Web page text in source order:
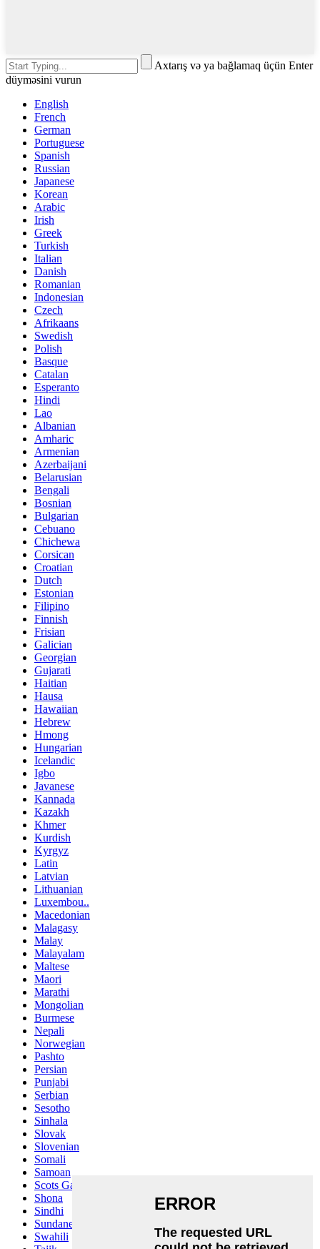
Axtarış və ya bağlamaq üçün Enter
düyməsini vurun
English
French
German
Portuguese
Spanish
Russian
Japanese
Korean
Arabic
Irish
Greek
Turkish
Italian
Danish
Romanian
Indonesian
Czech
Afrikaans
Swedish
Polish
Basque
Catalan
Esperanto
Hindi
Lao
Albanian
Amharic
Armenian
Azerbaijani
Belarusian
Bengali
Bosnian
Bulgarian
Cebuano
Chichewa
Corsican
Croatian
Dutch
Estonian
Filipino
Finnish
Frisian
Galician
Georgian
Gujarati
Haitian
Hausa
Hawaiian
Hebrew
Hmong
Hungarian
Icelandic
Igbo
Javanese
Kannada
Kazakh
Khmer
Kurdish
Kyrgyz
Latin
Latvian
Lithuanian
Luxembou..
Macedonian
Malagasy
Malay
Malayalam
Maltese
Maori
Marathi
Mongolian
Burmese
Nepali
Norwegian
Pashto
Persian
Punjabi
Serbian
Sesotho
Sinhala
Slovak
Slovenian
Somali
Samoan
Scots Gaelic
Shona
Sindhi
Sundanese
Swahili